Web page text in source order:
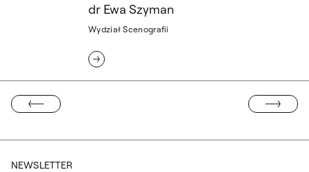
dr Ewa Szyman
Wydział Scenografii
STRONA
NASTĘPNA
NEWSLETTER